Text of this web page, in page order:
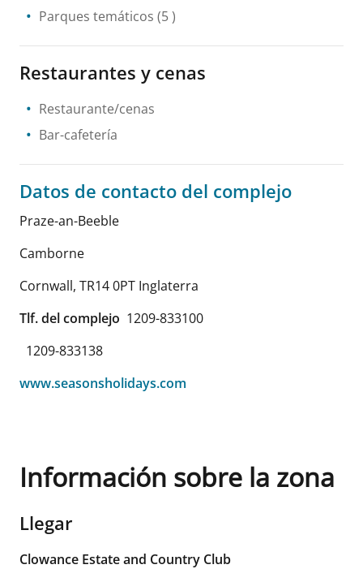
Parques temáticos (5 )
Restaurantes y cenas
Restaurante/cenas
Bar-cafetería
Datos de contacto del complejo
Praze-an-Beeble
Camborne
Cornwall, TR14 0PT Inglaterra
Tlf. del complejo 1209-833100
1209-833138
www.seasonsholidays.com
Información sobre la zona
Llegar
Clowance Estate and Country Club